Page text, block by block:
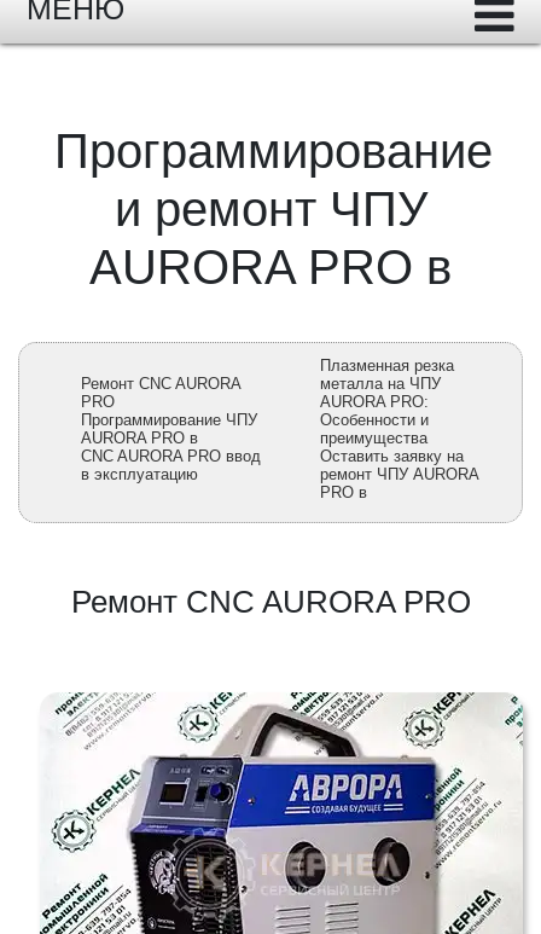
МЕНЮ
Программирование
и ремонт ЧПУ
AURORA PRO в
Ремонт CNC AURORA
PRO
Программирование ЧПУ
AURORA PRO в
CNC AURORA PRO ввод
в эксплуатацию
Плазменная резка
металла на ЧПУ
AURORA PRO:
Особенности и
преимущества
Оставить заявку на
ремонт ЧПУ AURORA
PRO в
Ремонт CNC AURORA PRO